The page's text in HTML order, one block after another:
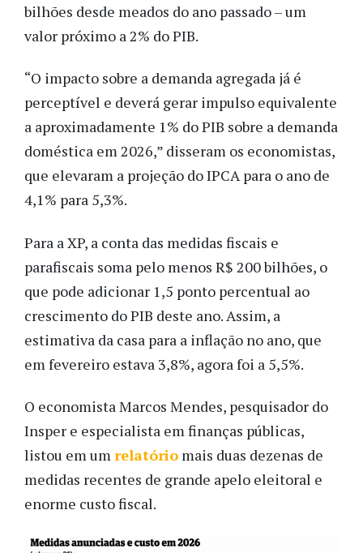
bilhões desde meados do ano passado – um
valor próximo a 2% do PIB.
“O impacto sobre a demanda agregada já é
perceptível e deverá gerar impulso equivalente
a aproximadamente 1% do PIB sobre a demanda
doméstica em 2026,” disseram os economistas,
que elevaram a projeção do IPCA para o ano de
4,1% para 5,3%.
Para a XP, a conta das medidas fiscais e
parafiscais soma pelo menos R$ 200 bilhões, o
que pode adicionar 1,5 ponto percentual ao
crescimento do PIB deste ano. Assim, a
estimativa da casa para a inflação no ano, que
em fevereiro estava 3,8%, agora foi a 5,5%.
O economista Marcos Mendes, pesquisador do
Insper e especialista em finanças públicas,
listou em umrelatório mais duas dezenas de
medidas recentes de grande apelo eleitoral e
enorme custo fiscal.